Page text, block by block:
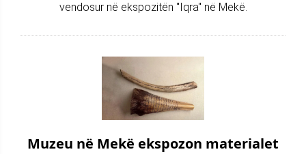
vendosur në ekspozitën "Iqra" në Mekë.
Muzeu në Mekë ekspozon materialet